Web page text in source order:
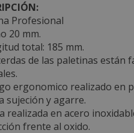
Profesional
20 mm.
total: 185 mm.
de las paletinas están
ergonomico realizado en
sujeción y agarre.
realizada en acero
frente al oxido.